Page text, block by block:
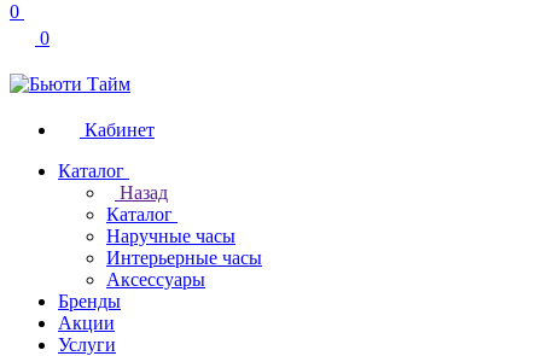
0
0
Кабинет
Каталог
Назад
Каталог
Наручные часы
Интерьерные часы
Аксессуары
Бренды
Акции
Услуги